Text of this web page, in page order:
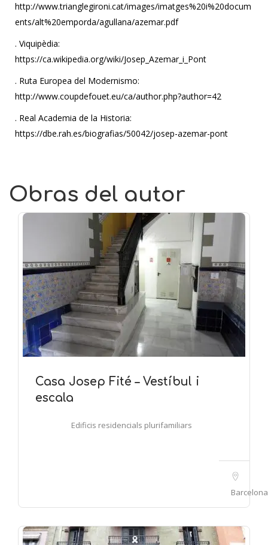
http://www.trianglegironi.cat/images/imatges%20i%20docum
ents/alt%20emporda/agullana/azemar.pdf
. Viquipèdia:
https://ca.wikipedia.org/wiki/Josep_Azemar_i_Pont
. Ruta Europea del Modernismo:
http://www.coupdefouet.eu/ca/author.php?author=42
. Real Academia de la Historia:
https://dbe.rah.es/biografias/50042/josep-azemar-pont
Obras del autor
Casa Josep Fité – Vestíbul i
escala
Edificis residencials plurifamiliars
Barcelona